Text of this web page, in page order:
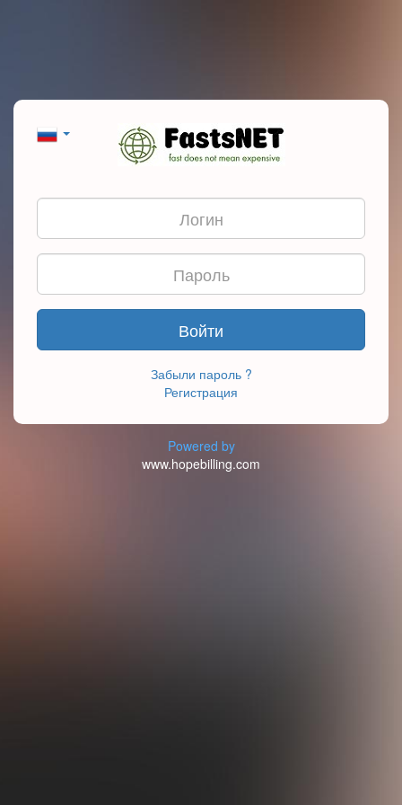
Войти
Забыли пароль ?
Регистрация
Powered by
www.hopebilling.com